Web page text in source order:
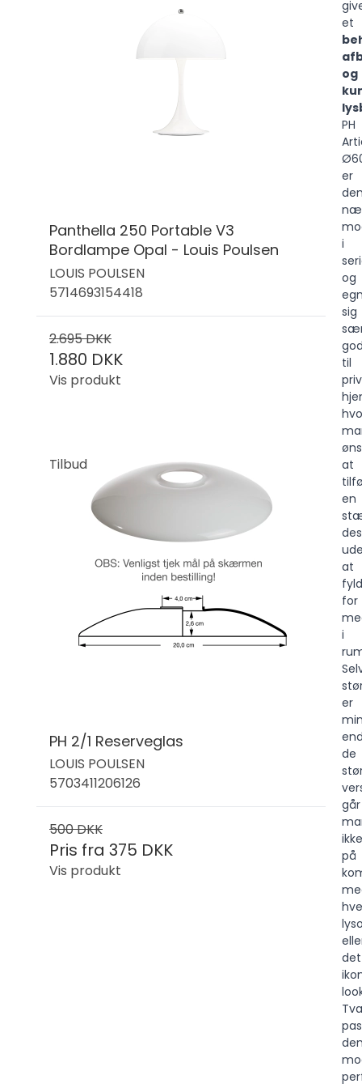
Panthella 250 Portable V3
Bordlampe Opal - Louis Poulsen
LOUIS POULSEN
5714693154418
2.695 DKK
1.880 DKK
Vis produkt
Tilbud
PH 2/1 Reserveglas
LOUIS POULSEN
5703411206126
500 DKK
Pris fra 375 DKK
Vis produkt
et
og
PH
er
i
og
sig
til
at
en
at
for
i
er
de
går
ikke
på
det